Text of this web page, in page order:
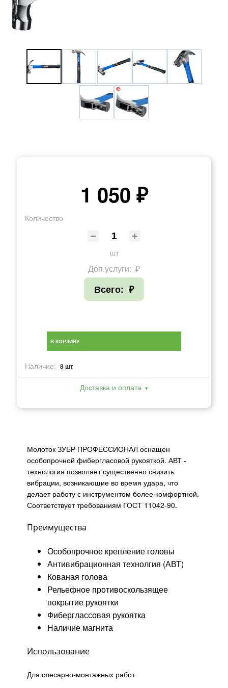
1 050 ₽
Количество
шт
Доп.услуги: ₽
Всего: ₽
В КОРЗИНУ
Наличие: 8 шт
Доставка и оплата
Молоток ЗУБР ПРОФЕССИОНАЛ оснащен
особопрочной фибергласовой рукояткой. АВТ -
технология позволяет существенно снизить
вибрации, возникающие во время удара, что
делает работу с инструментом более комфортной.
Соответствует требованиям ГОСТ 11042-90.
Преимущества
Особопрочное крепление головы
Антивибрационная технолгия (АВТ)
Кованая голова
Рельефное противоскользящее
покрытие рукоятки
Фиберглассовая рукоятка
Наличие магнита
Использование
Для слесарно-монтажных работ